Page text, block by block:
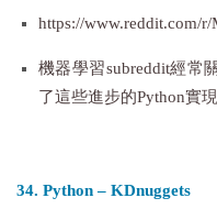
https://www.reddit.com/r/
機器學習subreddit經常
了這些進步的Python實現
34. Python – KDnuggets